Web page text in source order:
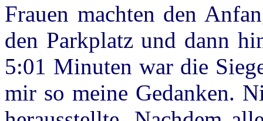
Frauen machten den
den Parkplatz und dann
5:01 Minuten war die
mir so meine Gedanken.